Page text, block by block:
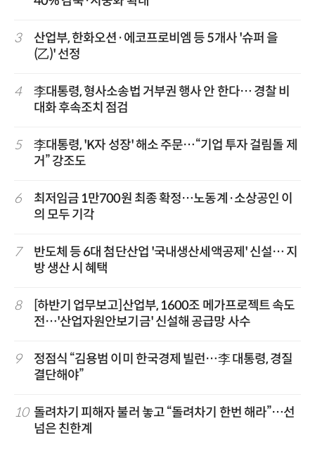
3
산업부, 한화오션·에코프로비엠 등 5개사 '슈퍼 을
(乙)' 선정
4
李대통령, 형사소송법 거부권 행사 안 한다… 경찰 비
대화 후속조치 점검
5
李대통령, 'K자 성장' 해소 주문…“기업 투자 걸림돌 제
거” 강조도
6
최저임금 1만700원 최종 확정…노동계·소상공인 이
의 모두 기각
7
반도체 등 6대 첨단산업 '국내생산세액공제' 신설… 지
방 생산 시 혜택
8
[하반기 업무보고]산업부, 1600조 메가프로젝트 속도
전…'산업자원안보기금' 신설해 공급망 사수
9
정점식 “김용범 이미 한국경제 빌런…李 대통령, 경질
결단해야”
10 돌려차기 피해자 불러 놓고 “돌려차기 한번 해라”…선
넘은 친한계